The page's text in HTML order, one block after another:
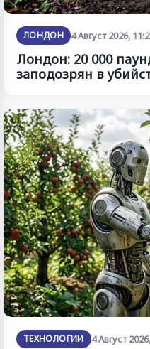
ЛОНДОН 4 Август 2026,
Лондон: 20 000
заподозрян в
ТЕХНОЛОГИИ 4 Август